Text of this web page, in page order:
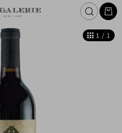
1 / 1